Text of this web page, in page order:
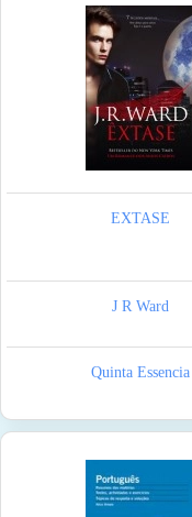
EXTASE
J R Ward
Quinta Essencia